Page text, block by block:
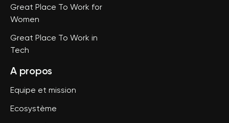
Great Place To Work for
Women
Great Place To Work in
Tech
A propos
Equipe et mission
Ecosystème